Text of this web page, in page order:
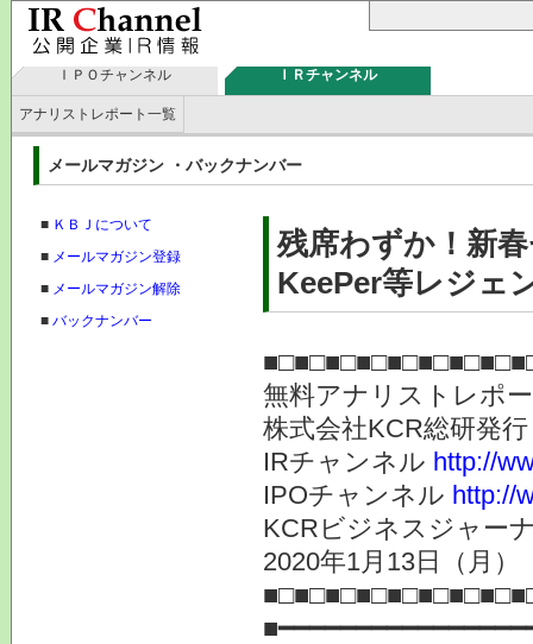
ＩＰＯチャンネル ＩＲチャンネル
アナリストレポート一覧
メールマガジン ・バックナンバー
■ ＫＢＪについて
■ メールマガジン登録
■ メールマガジン解除
■ バックナンバー
残席わずか！新
KeePer等レジェ
無料アナリストレポ
株式会社
IRチャンネル http://
IPOチャンネル http://
KCRビジネスジャー
2020年1月13日（